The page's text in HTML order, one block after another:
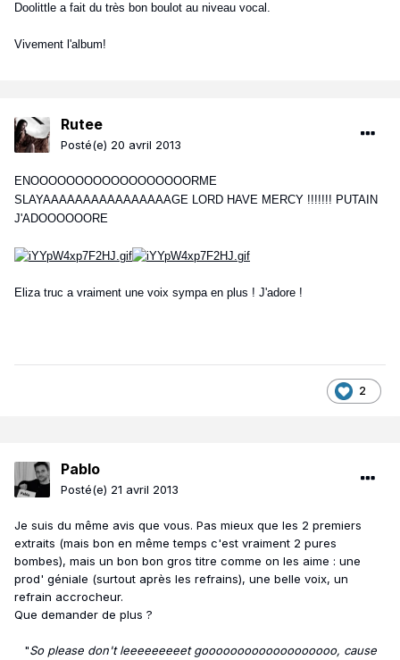
Doolittle a fait du très bon boulot au niveau vocal.
Vivement l'album!
Rutee
Posté(e) 20 avril 2013
ENOOOOOOOOOOOOOOOOOORME
SLAYAAAAAAAAAAAAAAAAGE LORD HAVE MERCY !!!!!!! PUTAIN
J'ADOOOOOORE
Eliza truc a vraiment une voix sympa en plus ! J'adore !
2
Pablo
Posté(e) 21 avril 2013
Je suis du même avis que vous. Pas mieux que les 2 premiers
extraits (mais bon en même temps c'est vraiment 2 pures
bombes), mais un bon bon gros titre comme on les aime : une
prod' géniale (surtout après les refrains), une belle voix, un
refrain accrocheur.
Que demander de plus ?
"So please don't leeeeeeeeet gooooooooooooooooooo, cause